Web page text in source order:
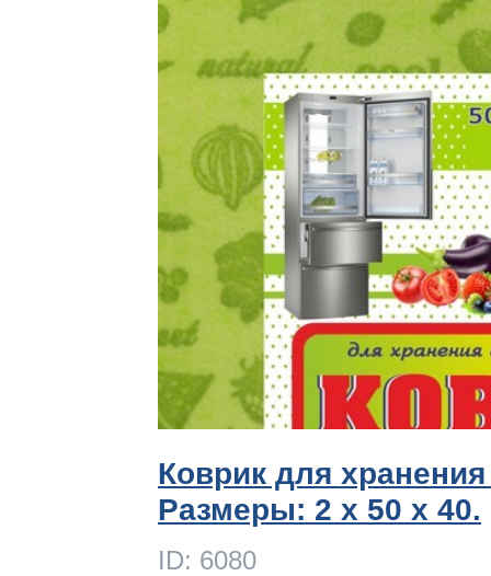
Коврик для
Размеры: 2 x 50 х 40.
ID: 6080